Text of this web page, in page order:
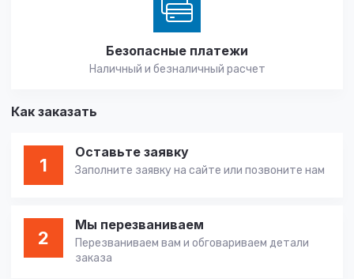
Безопасные платежи
Наличный и безналичный расчет
Как заказать
1
Оставьте заявку
Заполните заявку на сайте или позвоните нам
2
Мы перезваниваем
Перезваниваем вам и обговариваем детали
заказа